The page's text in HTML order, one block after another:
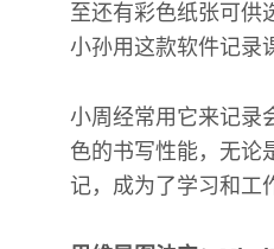
至还有彩色纸张可供
小孙用这款软件记录
小周经常用它来记录
色的书写性能，无论
记，成为了学习和工